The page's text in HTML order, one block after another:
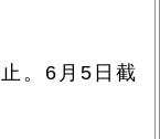
。6 月5日截